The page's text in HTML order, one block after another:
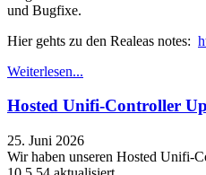
und Bugfixe.
Hier gehts zu den Realeas notes:
Weiterlesen...
Hosted Unifi-Controller
25. Juni 2026
Wir haben unseren Hosted Unifi-